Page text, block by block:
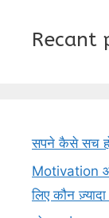
Recant
सपने कैसे सच
Motivation
लिए कौन